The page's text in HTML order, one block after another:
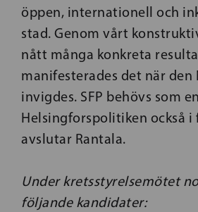
öppen, internationell och
stad. Genom vårt
nått många konkreta
manifesterades det när den
invigdes. SFP behövs som
Helsingforspolitiken också i
avslutar Rantala.
Under kretsstyrelsemötet
följande kandidater: